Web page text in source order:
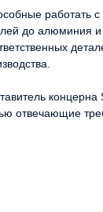
работать
до алюминия и
концерна
отвечающие